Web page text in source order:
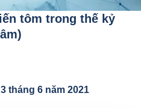
tôm trong thế kỷ
tháng 6 năm 2021